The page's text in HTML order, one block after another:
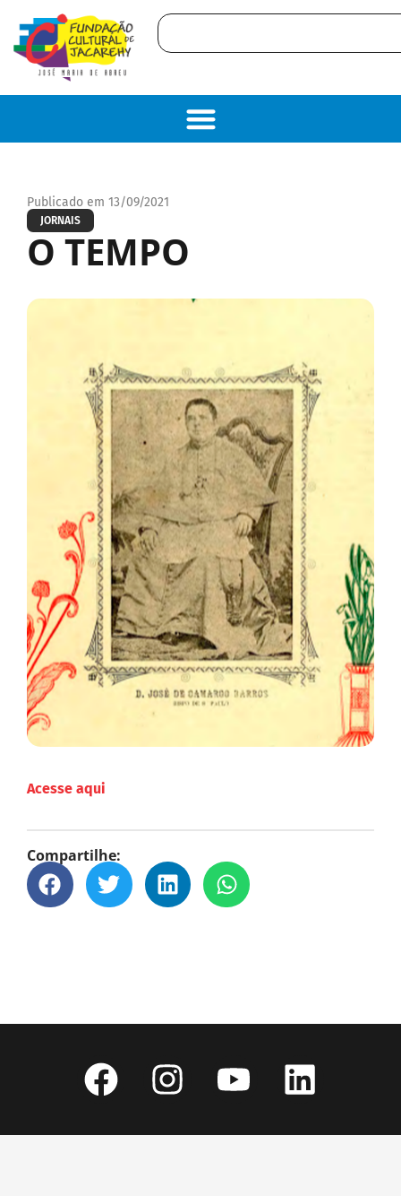
Publicado em 13/09/2021
JORNAIS
O TEMPO
Acesse aqui
Compartilhe: